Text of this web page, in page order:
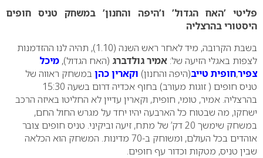
פליטי ’האח הגדול’ ו’היפה והחנון’ במשחק טניס חופים
היסטורי בהרצליה
בשבת הקרובה, מיד לאחר ראש השנה (1.10), תהיה לנו ההזדמנות
לצפות באגלי הזיעה של:אמיר גולדברג(האח הגדול),מיכל
צפיר,חופית טייב(היפה והחנון)וקארין כהןבמשחק ראווה של
טניס חופים ( זוגות מעורב) בחוף אכדיה דרום בשעה 15:30
בהרצליה.אמיר, טומי, חופית, וקארין עדיין לא החליטו באיזה הרכב
ישחקו, מה שבטוח כל הארבעה יהיו יחד על מגרש החול החם,
במשחק שימשך 20 דק’ של מתח, זיעה וביקיני.
טניס חופים צובר
אוהדים בכל העולם, ומשוחק ב-70 מדינות. המשחק הוא הכלאה
שבין טניס, מטקות וכדור עף חופים.